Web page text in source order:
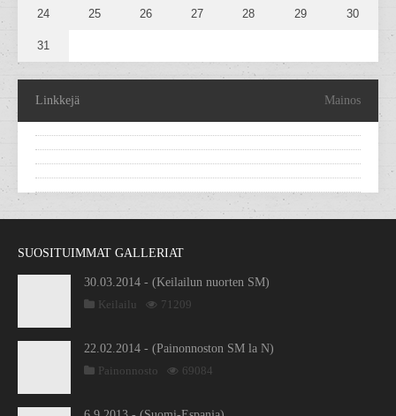
24 25 26 27 28 29 30
31
Linkkejä Mainos
SUOSITUIMMAT GALLERIAT
30.03.2014 - (Keilailun nuorten SM)
Keilailu
71209
22.02.2014 - (Painonnoston SM la N)
Painonnosto
69084